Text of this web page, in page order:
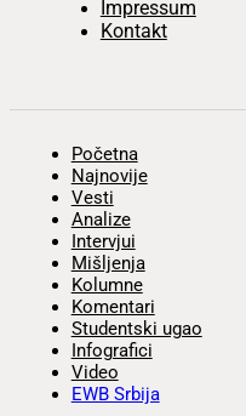
Impressum
Kontakt
Početna
Najnovije
Vesti
Analize
Intervjui
Mišljenja
Kolumne
Komentari
Studentski ugao
Infografici
Video
EWB Srbija